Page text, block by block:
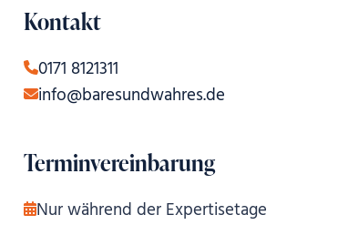
Kontakt
0171 8121311
info@baresundwahres.de
Terminvereinbarung
Nur während der Expertisetage